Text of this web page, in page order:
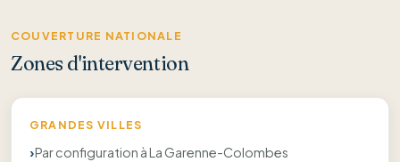
COUVERTURE NATIONALE
Zones d'intervention
GRANDES VILLES
Par configuration à La Garenne-Colombes